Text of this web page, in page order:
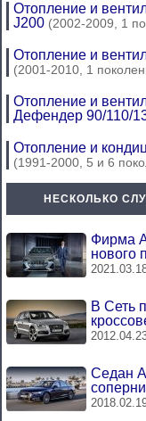
Отопление и
J200 (2002-2009, 1
Отопление и
(2001-2010, 1
Отопление и
Дефендер 90/110/
Отопление и
(1991-2000, 5 и 6
НЕСКОЛЬКО
Фирма
нового
В Сеть
Седан